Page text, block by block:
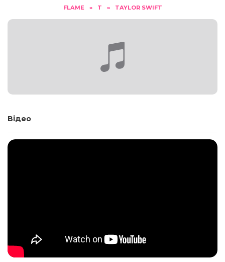
FLAME » T » TAYLOR SWIFT
Відео